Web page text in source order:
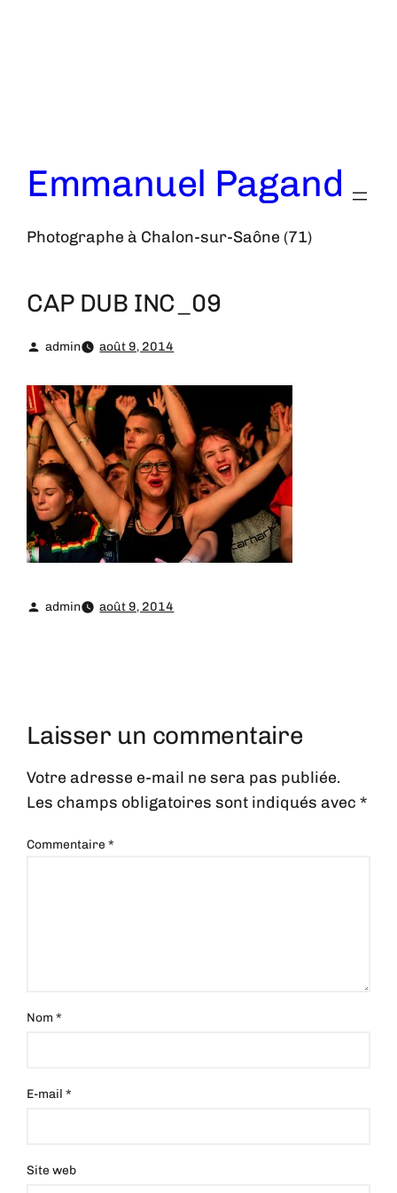
Emmanuel Pagand
Photographe à Chalon-sur-Saône (71)
CAP DUB INC_09
admin août 9, 2014
admin août 9, 2014
Laisser un commentaire
Votre adresse e-mail ne sera pas publiée.
Les champs obligatoires sont indiqués avec*
Commentaire*
Nom*
E-mail*
Site web